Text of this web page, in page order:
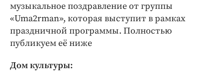
музыкальное поздравление от группы
«Uma2rman», которая выступит в рамках
праздничной программы. Полностью
публикуем её ниже
Дом культуры: